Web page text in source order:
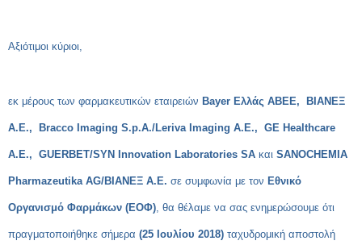
Αξιότιμοι κύριοι,
εκ μέρους των φαρμακευτικών εταιρειών Bayer Ελλάς ΑΒΕΕ, ΒΙΑΝΕΞ
Α.Ε., Bracco Imaging S.p.A./Leriva Imaging A. E., GE Healthcare
A. E., GUERBET/SYN Innovation Laboratories SA και SANOCHEMIA
Pharmazeutika AG/ΒΙΑΝΕΞ Α.Ε. σε συμφωνία με τον Εθνικό
Οργανισμό Φαρμάκων (ΕΟΦ), θα θέλαμε να σας ενημερώσουμε ότι
πραγματοποιήθηκε σήμερα (25 Ιουλίου 2018) ταχυδρομική αποστολή